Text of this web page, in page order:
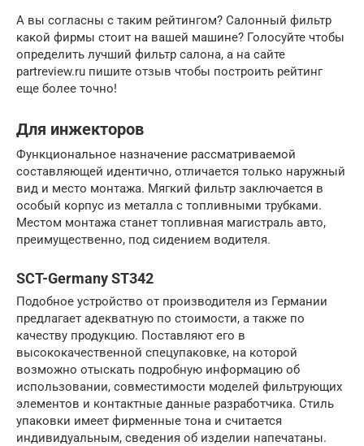
А вы согласны с таким рейтингом? Салонный фильтр
какой фирмы стоит на вашей машине? Голосуйте чтобы
определить лучший фильтр салона, а на сайте
partreview.ru пишите отзыв чтобы построить рейтинг
еще более точно!
Для инжекторов
Функциональное назначение рассматриваемой
составляющей идентично, отличается только наружный
вид и место монтажа. Мягкий фильтр заключается в
особый корпус из металла с топливными трубками.
Местом монтажа станет топливная магистраль авто,
преимущественно, под сидением водителя.
SCT-Germany ST342
Подобное устройство от производителя из Германии
предлагает адекватную по стоимости, а также по
качеству продукцию. Поставляют его в
высококачественной спецупаковке, на которой
возможно отыскать подробную информацию об
использовании, совместимости моделей фильтрующих
элементов и контактные данные разработчика. Стиль
упаковки имеет фирменные тона и считается
индивидуальным, сведения об изделии напечатаны.